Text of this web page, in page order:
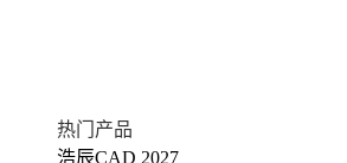
热门产品
浩辰CAD 2027